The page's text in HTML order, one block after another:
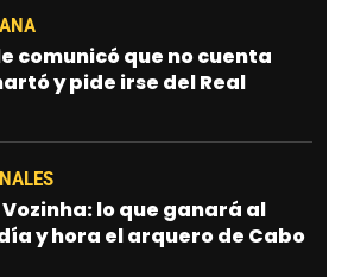
comunicó que no cuenta
y pide irse del Real
lo que ganará al
y hora el arquero de Cabo